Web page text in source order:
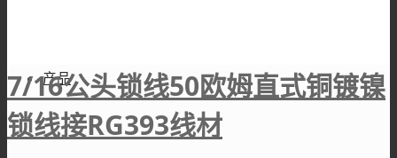
产品
7/16公头锁线50欧姆直式铜镀镍
锁线接RG393线材